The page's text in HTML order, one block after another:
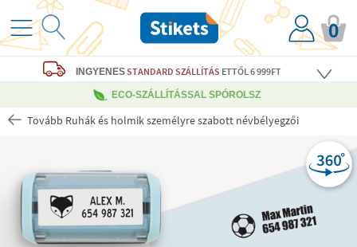
0
INGYENESSTANDARD SZÁLLÍTÁS ETTŐL 6 999FT
ECO-SZÁLLÍTÁSSAL SPÓROLSZ
Tovább Ruhák és holmik személyre szabott névbélyegzői